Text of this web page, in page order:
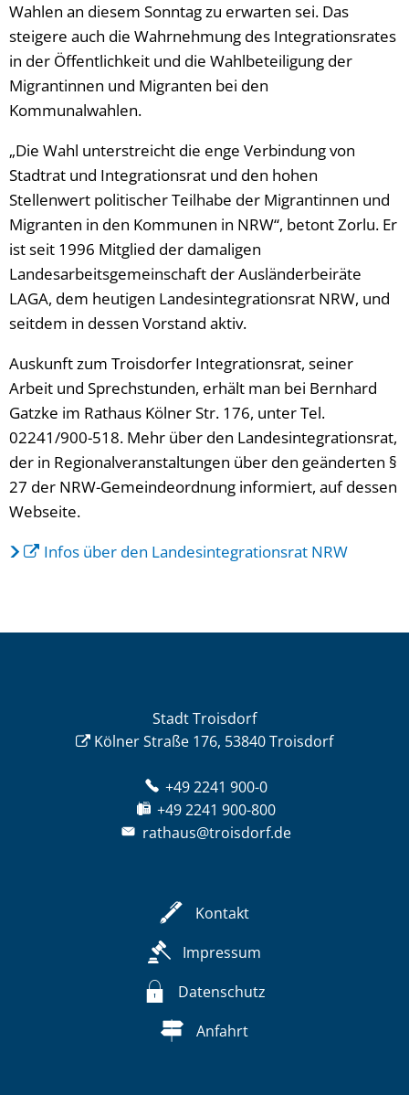
Wahlen an diesem Sonntag zu erwarten sei. Das
steigere auch die Wahrnehmung des Integrationsrates
in der Öffentlichkeit und die Wahlbeteiligung der
Migrantinnen und Migranten bei den
Kommunalwahlen.
„Die Wahl unterstreicht die enge Verbindung von
Stadtrat und Integrationsrat und den hohen
Stellenwert politischer Teilhabe der Migrantinnen und
Migranten in den Kommunen in NRW“, betont Zorlu. Er
ist seit 1996 Mitglied der damaligen
Landesarbeitsgemeinschaft der Ausländerbeiräte
LAGA, dem heutigen Landesintegrationsrat NRW, und
seitdem in dessen Vorstand aktiv.
Auskunft zum Troisdorfer Integrationsrat, seiner
Arbeit und Sprechstunden, erhält man bei Bernhard
Gatzke im Rathaus Kölner Str. 176, unter Tel.
02241/900-518. Mehr über den Landesintegrationsrat,
der in Regionalveranstaltungen über den geänderten §
27 der NRW-Gemeindeordnung informiert, auf dessen
Webseite.
Infos über den Landesintegrationsrat NRW
Stadt Troisdorf
Kölner Straße 176, 53840 Troisdorf
+49 2241 900-0
+49 2241 900-800
rathaus@troisdorf.de
Kontakt
Impressum
Datenschutz
Anfahrt